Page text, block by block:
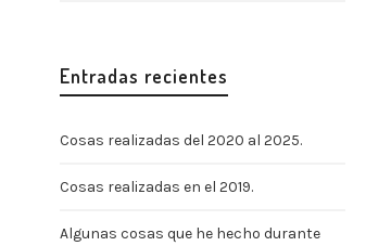
Entradas recientes
Cosas realizadas del 2020 al 2025.
Cosas realizadas en el 2019.
Algunas cosas que he hecho durante